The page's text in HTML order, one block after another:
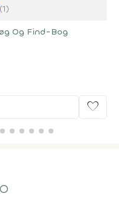
(1)
Og Find-Bog
favorite